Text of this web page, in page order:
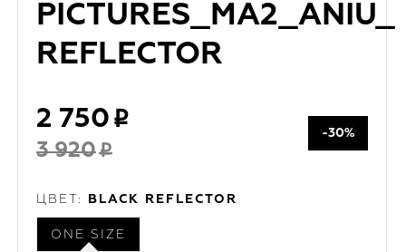
REFLECTOR
2 750
3 920
-30%
ЦВЕТ: BLACK REFLECTOR
ONE SIZE